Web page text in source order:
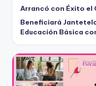
Arrancó con Éxito el
Beneficiará
Educación Básica